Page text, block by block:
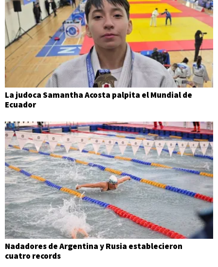
La judoca Samantha Acosta palpita el Mundial de
Ecuador
Nadadores de Argentina y Rusia establecieron
cuatro records